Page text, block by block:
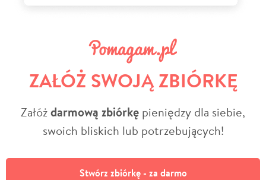
ZAŁÓŻ SWOJĄ ZBIÓRKĘ
Załóżdarmową zbiórkę pieniędzy dla siebie,
swoich bliskich lub potrzebujących!
Stwórz zbiórkę - za darmo